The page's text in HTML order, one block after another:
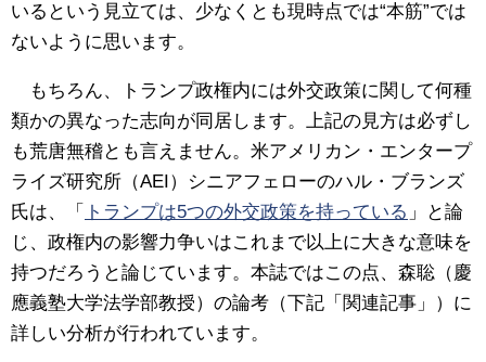
いるという見立ては、少なくとも現時点では“本筋”では
ないように思います。
もちろん、トランプ政権内には外交政策に関して何種
類かの異なった志向が同居します。上記の見方は必ずし
も荒唐無稽とも言えません。米アメリカン・エンタープ
ライズ研究所（AEI）シニアフェローのハル・ブランズ
氏は、「
トランプは5つの外交政策を持っている 」と論
じ、政権内の影響力争いはこれまで以上に大きな意味を
持つだろうと論じています。本誌ではこの点、森聡（慶
應義塾大学法学部教授）の論考（下記「関連記事」）に
詳しい分析が行われています。